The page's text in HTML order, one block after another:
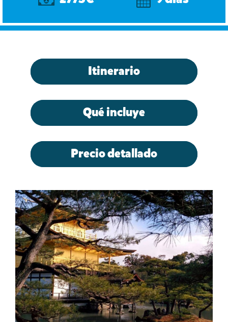
Itinerario
Qué incluye
Precio detallado